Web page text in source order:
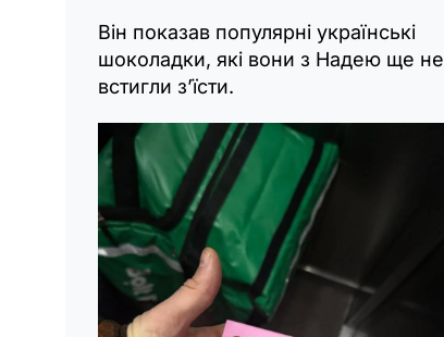
Він показав популярні українські
шоколадки, які вони з Надею ще не
встигли з’їсти.